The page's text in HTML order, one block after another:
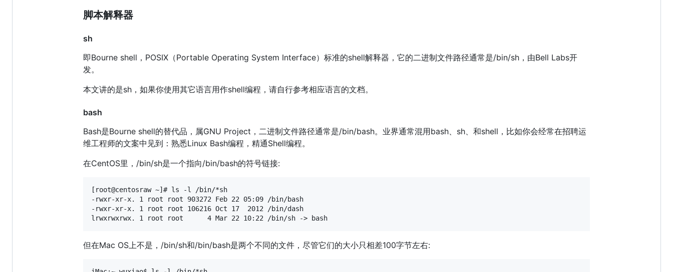
脚本解释器
sh
即Bourne shell，POSIX（Portable Operating System Interface）标准的shell解释器，它的二进制文件路径通常是/bin/sh，由Bell Labs开
发。
本文讲的是sh，如果你使用其它语言用作shell编程，请自行参考相应语言的文档。
bash
Bash是Bourne shell的替代品，属GNU Project，二进制文件路径通常是/bin/bash。业界通常混用bash、sh、和shell，比如你会经常在招聘运
维工程师的文案中见到：熟悉Linux Bash编程，精通Shell编程。
在CentOS里，/bin/sh是一个指向/bin/bash的符号链接:
[root@centosraw ~]# ls -l /bin/*sh
-rwxr-xr-x. 1 root root 903272 Feb 22 05:09 /bin/bash
-rwxr-xr-x. 1 root root 106216 Oct 17  2012 /bin/dash
但在Mac OS上不是，/bin/sh和/bin/bash是两个不同的文件，尽管它们的大小只相差100字节左右: